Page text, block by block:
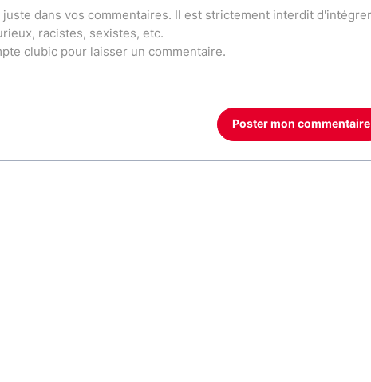
Poster mon commentaire